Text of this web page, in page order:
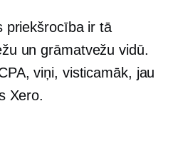
priekšrocība ir tā
un grāmatvežu vidū.
viņi, visticamāk, jau
Xero.